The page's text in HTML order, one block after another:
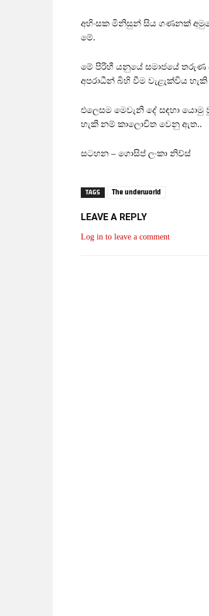
අහිංසක මිනිසුන් සිය ගණනක්
මේ.
මේ පිරිහී යනුයේ සමාජයේ තරුණ
අපරාධීන් බිහි වීම වැළැක්විය
එලෙසම මෙවැනි දේ සඳහා
හැකි නම් කාලොචිත වෙනු ඇත..
සටහන – ගොසිප් ලංකා නිව්ස්
TAGS The underworld
LEAVE A REPLY
Log in to leave a comment